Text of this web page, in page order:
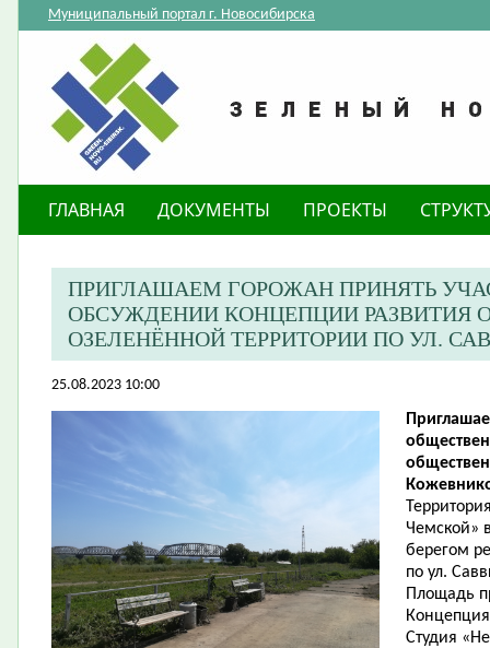
Муниципальный портал г. Новосибирска
ГЛАВНАЯ ДОКУМЕНТЫ ПРОЕКТЫ
ПРИГЛАШАЕМ ГОРОЖАН ПРИНЯТЬ
ОБСУЖДЕНИИ КОНЦЕПЦИИ РАЗВИТИЯ
ОЗЕЛЕНЁННОЙ ТЕРРИТОРИИ ПО УЛ.
25.08.2023 10:00
Чемской»
берегом
по ул.
Площадь
Студия